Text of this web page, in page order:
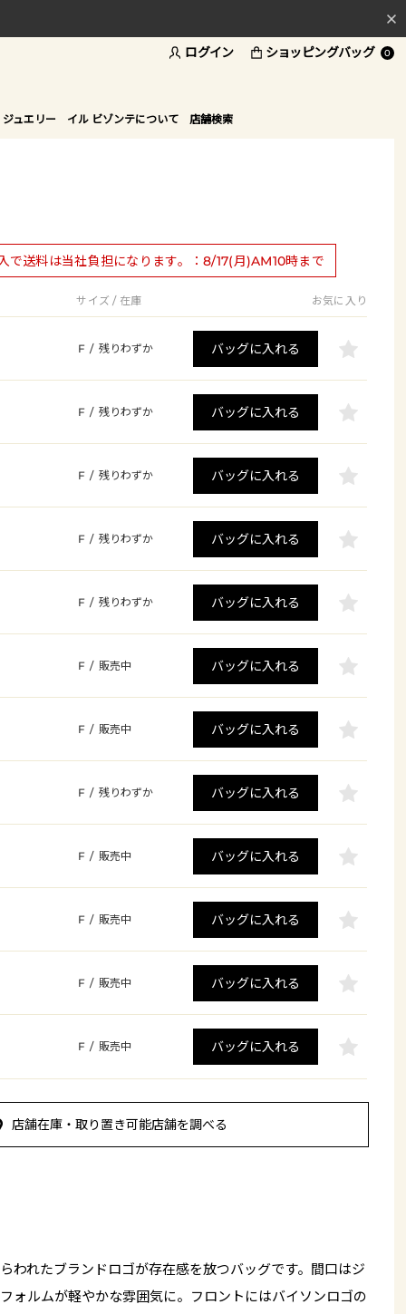
ログイン ショッピングバッグ 0
ュエリー イル ビゾンテについて 店舗検索
で送料は当社負担になります。：8/17(月)AM10時まで
サイズ / 在庫 お気に入り
F / 残りわずか バッグに入れる
F / 残りわずか バッグに入れる
F / 残りわずか バッグに入れる
F / 残りわずか バッグに入れる
F / 残りわずか バッグに入れる
F / 販売中 バッグに入れる
F / 販売中 バッグに入れる
F / 残りわずか バッグに入れる
F / 販売中 バッグに入れる
F / 販売中 バッグに入れる
F / 販売中 バッグに入れる
F / 販売中 バッグに入れる
店舗在庫・取り置き可能店舗を調べる
われたブランドロゴが存在感を放つバッグです。間口はジ
ォルムが軽やかな雰囲気に。フロントにはバイソンロゴの